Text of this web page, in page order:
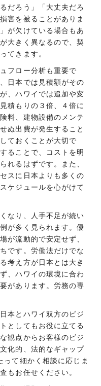
だろう」「大丈夫だろ
害を被ることがありま
が欠けている場合もあ
大きく異なるので、契
てきます。
フロー分析も重要で
日本では見積額がその
、ハワイでは追加や変
積もりの３倍、４倍に
料、建物設備のメンテ
ぬ出費が発生すること
ておくことが大切で
ることで、コストを明
れるはずです。また、
スに日本よりも多くの
ケジュールを心がけて
なり、人手不足が続い
が多く見られます。優
が流動的で安定せず、
です。労働法だけでな
考え方が日本とは大き
、ハワイの環境に合わ
があります。労務の専
本とハワイ双方のビジ
としてもお役に立てる
観点からお客様のビジ
化的、法的なギャップ
て細かく相談に応じま
もお任せください。